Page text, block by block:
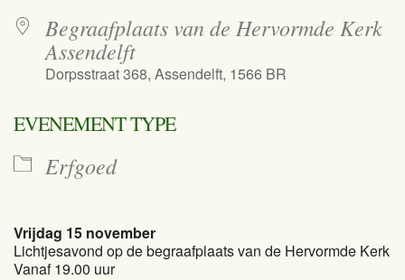
Begraafplaats van de Hervormde Kerk
Assendelft
Dorpsstraat 368, Assendelft, 1566 BR
EVENEMENT TYPE
Erfgoed
Vrijdag 15 november
Lichtjesavond op de begraafplaats van de Hervormde Kerk
Vanaf 19.00 uur